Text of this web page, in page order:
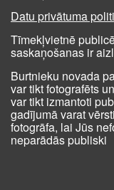
Datu privātuma
Tīmekļvietnē
saskaņošanas ir
Burtnieku novada
var tikt fotografēts
var tikt izmantoti
gadījumā varat
fotogrāfa, lai Jūs
neparādās publiski